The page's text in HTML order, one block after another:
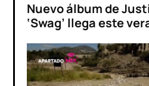
Nuevo álbum de
‘Swag’ llega este